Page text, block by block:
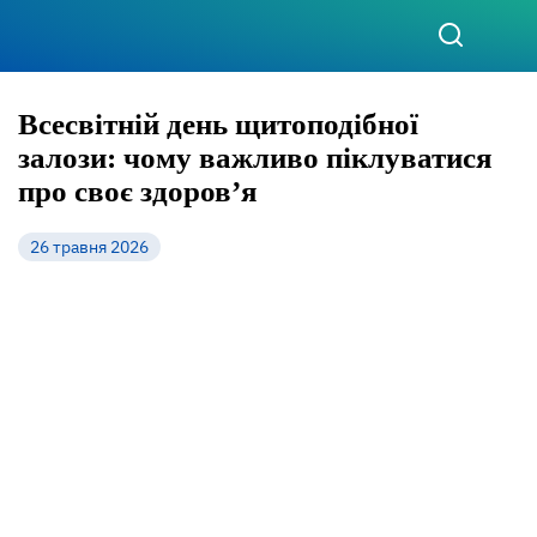
Всесвітній день щитоподібної
залози: чому важливо піклуватися
про своє здоров’я
26 травня 2026